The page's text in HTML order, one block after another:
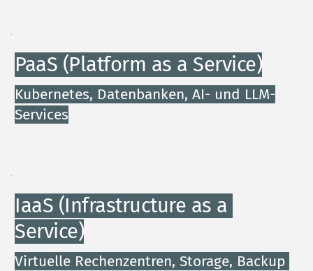
PaaS (Platform as a Service)
Kubernetes, Datenbanken, AI- und LLM-
Services
IaaS (Infrastructure as a
Service)
Virtuelle Rechenzentren, Storage, Backup